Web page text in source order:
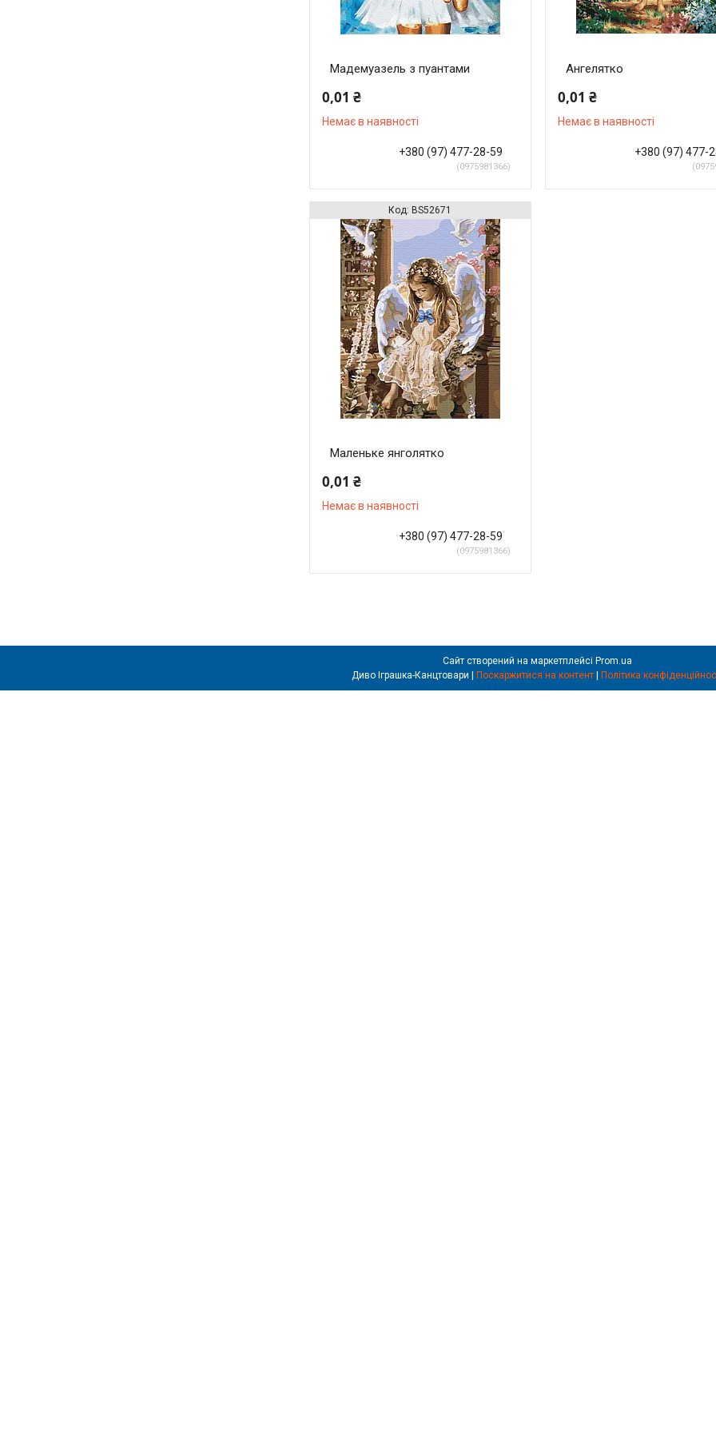
Мадемуазель з пуантами
0,01 ₴
Немає в наявності
+380 (97) 477-28-59
0975981366
Ангелятко
0,01 ₴
Немає в наявності
+380 (97) 477-
BS52671
Маленьке янголятко
0,01 ₴
Немає в наявності
+380 (97) 477-28-59
0975981366
Сайт створений на маркетплейсі Prom.ua
Диво Іграшка-Канцтовари | Поскаржитися на контент | Політика